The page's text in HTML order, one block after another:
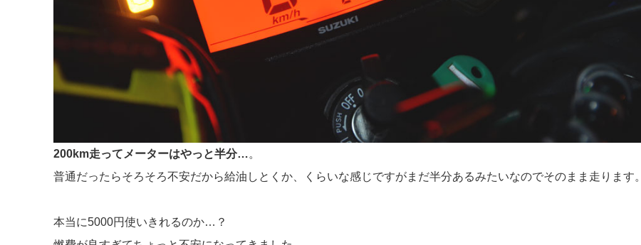
200km走ってメーターはやっと半分…。
普通だったらそろそろ不安だから給油しとくか、くらいな感じですがまだ半分あるみたいなのでそのまま走ります。
本当に5000円使いきれるのか…？